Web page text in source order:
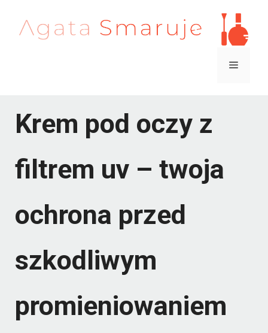
Menu
Krem pod oczy z
filtrem uv – twoja
ochrona przed
szkodliwym
promieniowaniem